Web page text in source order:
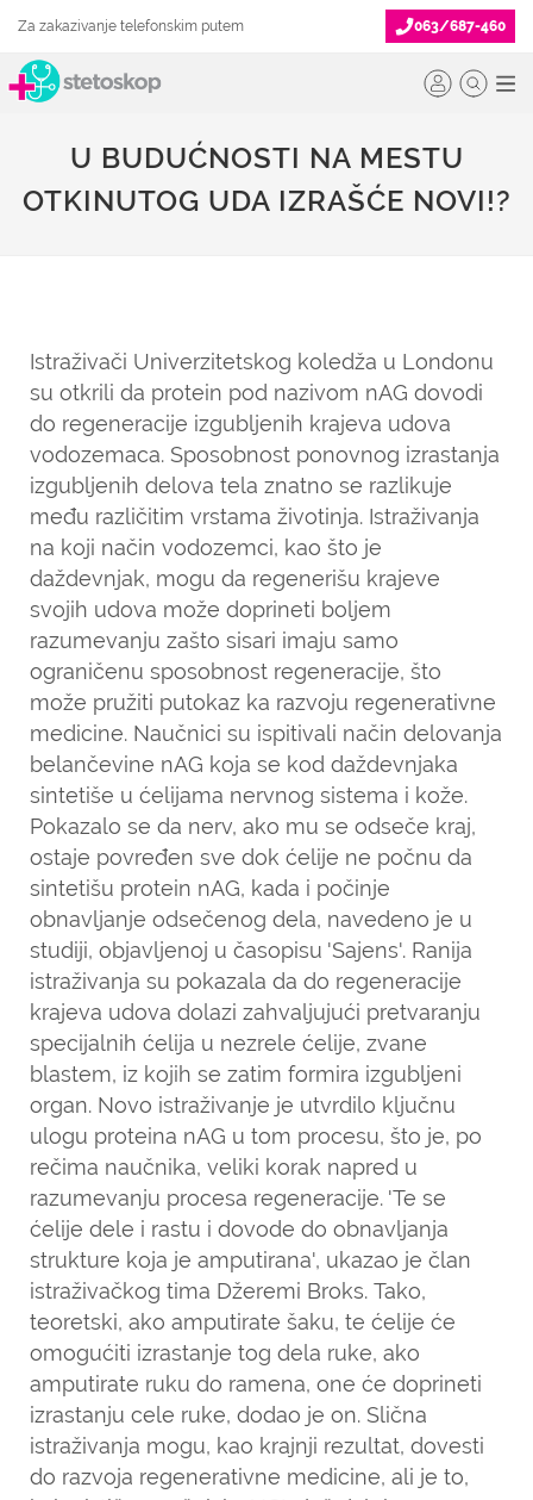
Za zakazivanje telefonskim putem 063/687-460
U BUDUĆNOSTI NA MESTU
OTKINUTOG UDA IZRAŠĆE NOVI!?
Istraživači Univerzitetskog koledža u Londonu
su otkrili da protein pod nazivom nAG dovodi
do regeneracije izgubljenih krajeva udova
vodozemaca. Sposobnost ponovnog izrastanja
izgubljenih delova tela znatno se razlikuje
među različitim vrstama životinja. Istraživanja
na koji način vodozemci, kao što je
daždevnjak, mogu da regenerišu krajeve
svojih udova može doprineti boljem
razumevanju zašto sisari imaju samo
ograničenu sposobnost regeneracije, što
može pružiti putokaz ka razvoju regenerativne
medicine. Naučnici su ispitivali način delovanja
belančevine nAG koja se kod daždevnjaka
sintetiše u ćelijama nervnog sistema i kože.
Pokazalo se da nerv, ako mu se odseče kraj,
ostaje povređen sve dok ćelije ne počnu da
sintetišu protein nAG, kada i počinje
obnavljanje odsečenog dela, navedeno je u
studiji, objavljenoj u časopisu 'Sajens'. Ranija
istraživanja su pokazala da do regeneracije
krajeva udova dolazi zahvaljujući pretvaranju
specijalnih ćelija u nezrele ćelije, zvane
blastem, iz kojih se zatim formira izgubljeni
organ. Novo istraživanje je utvrdilo ključnu
ulogu proteina nAG u tom procesu, što je, po
rečima naučnika, veliki korak napred u
razumevanju procesa regeneracije. 'Te se
ćelije dele i rastu i dovode do obnavljanja
strukture koja je amputirana', ukazao je član
istraživačkog tima Džeremi Broks. Tako,
teoretski, ako amputirate šaku, te ćelije će
omogućiti izrastanje tog dela ruke, ako
amputirate ruku do ramena, one će doprineti
izrastanju cele ruke, dodao je on. Slična
istraživanja mogu, kao krajnji rezultat, dovesti
do razvoja regenerativne medicine, ali je to,